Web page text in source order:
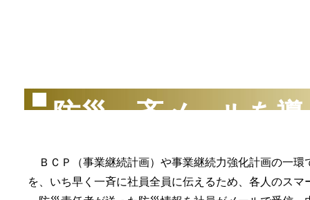
防災一斉メールを
ＢＣＰ（事業継続計画）や事業継続力強化計画の一環
を、いち早く一斉に社員全員に伝えるため、各人のス